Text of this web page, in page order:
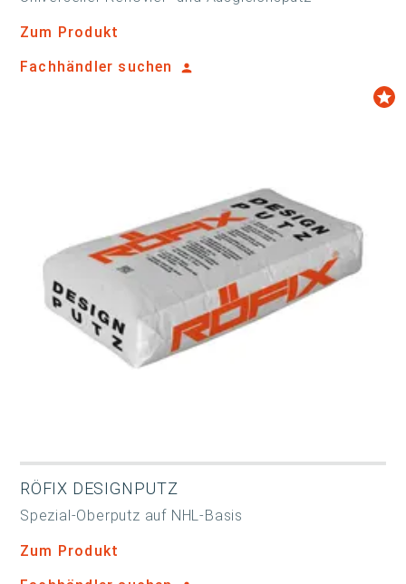
Zum Produkt
Fachhändler suchen
RÖFIX DESIGNPUTZ
Spezial-Oberputz auf NHL-Basis
Zum Produkt